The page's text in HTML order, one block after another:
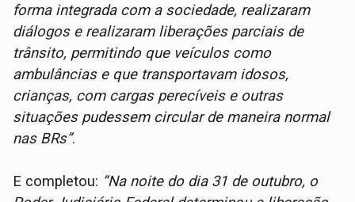
forma integrada com a sociedade, realizaram
diálogos e realizaram liberações parciais de
trânsito, permitindo que veículos como
ambulâncias e que transportavam idosos,
crianças, com cargas perecíveis e outras
situações pudessem circular de maneira normal
nas BRs”.
E completou: “Na noite do dia 31 de outubro, o